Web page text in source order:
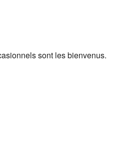
sont les bienvenus.